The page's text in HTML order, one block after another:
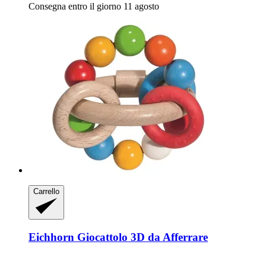
Consegna entro il giorno 11 agosto
Carrello
Eichhorn Giocattolo 3D da Afferrare